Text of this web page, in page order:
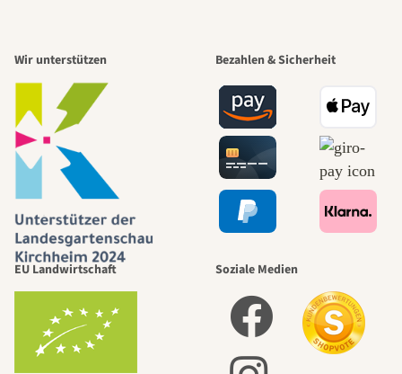
Wir unterstützen Bezahlen & Sicherheit
EU Landwirtschaft Soziale Medien